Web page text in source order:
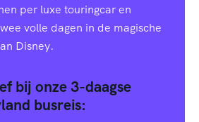
per luxe touringcar en
volle dagen in de magische
Disney.
bij onze 3-daagse
busreis: